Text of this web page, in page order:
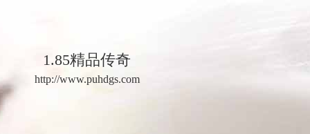
1.85精品传奇
http://www.puhdgs.com